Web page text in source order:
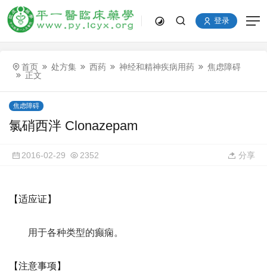
登录
首页 处方集 西药 神经和精神疾病用药
焦虑障碍
正文
焦虑障碍
氯硝西泮 Clonazepam
2016-02-29 2352 分享
【适应证】
用于各种类型的癫痫。
【注意事项】